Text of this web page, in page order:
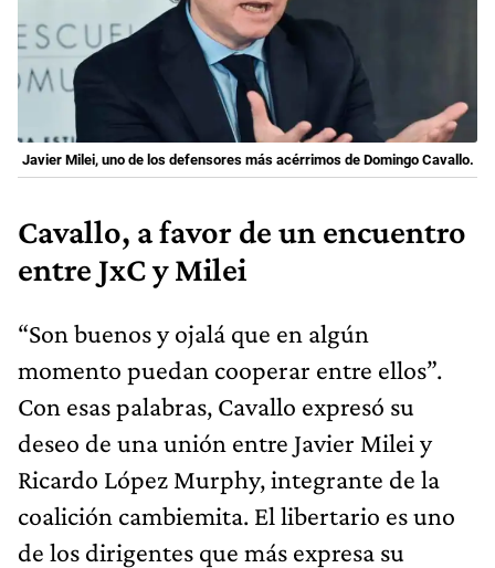
Javier Milei, uno de los defensores más acérrimos de Domingo Cavallo.
Cavallo, a favor de un encuentro
entre JxC y Milei
“Son buenos y ojalá que en algún
momento puedan cooperar entre ellos”.
Con esas palabras, Cavallo expresó su
deseo de una unión entre Javier Milei y
Ricardo López Murphy, integrante de la
coalición cambiemita. El libertario es uno
de los dirigentes que más expresa su